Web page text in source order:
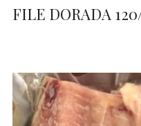
FILE DORADA